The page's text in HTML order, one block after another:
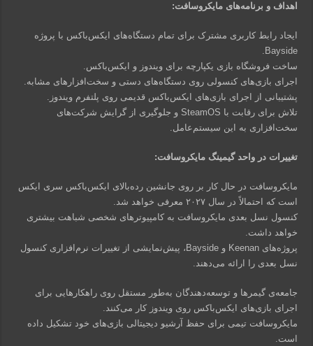
اهداف و برنامه‌های مایکروسافت:
ایجاد رابط کاربری مشترک برای تمام دستگاه‌های ایکس‌باکس با پروژه
Bayside.
ساخت فروشگاه بازی یکپارچه برای ویندوز و ایکس‌باکس.
اجرای بازی‌های کنسولی روی دستگاه‌های دستی و سخت‌افزارهای مشابه.
پشتیبانی از اجرای بازی‌های ایکس‌باکس قدیمی روی پلتفرم ویندوز.
تلاش برای رقابت با SteamOS و جلوگیری از گرایش شرکت‌های
سخت‌افزاری به این سیستم‌عامل.
تغییرات در واحد گیمینگ مایکروسافت:
مایکروسافت در حال کار بر روی جانشین رده‌بالای ایکس‌باکس سری ایکس
است که احتمالاً در سال ۲۰۲۷ معرفی خواهد شد.
کنسول نسل بعدی مایکروسافت به کامپیوترهای شخصی شباهت بیشتری
خواهد داشت.
پروژه‌های Keenan و Bayside، پیش‌نمایشی از تغییرات نرم‌افزاری کنسول
نسل بعدی را ارائه می‌دهند.
جامعه‌ی گیمرها و توسعه‌دهندگان به‌طور مستقل روی راهکارهایی برای
اجرای بازی‌های ایکس‌باکس روی ویندوز کار می‌کنند.
مایکروسافت تیمی برای حفظ آرشیو دیجیتالی بازی‌های خود تشکیل داده
است.